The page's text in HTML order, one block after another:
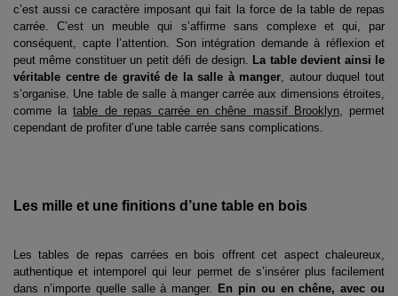
c’est aussi ce caractère imposant qui fait la force de la table de repas
carrée. C’est un meuble qui s’affirme sans complexe et qui, par
conséquent, capte l’attention. Son intégration demande à réflexion et
peut même constituer un petit défi de design. La table devient ainsi le
véritable centre de gravité de la salle à manger , autour duquel tout
s’organise. Une table de salle à manger carrée aux dimensions étroites,
comme latable de repas carrée en chêne massif Brooklyn, permet
cependant de profiter d’une table carrée sans complications.
Les mille et une finitions d’une table en bois
Les tables de repas carrées en bois offrent cet aspect chaleureux,
authentique et intemporel qui leur permet de s’insérer plus facilement
dans n’importe quelle salle à manger.
En pin ou en chêne, avec ou